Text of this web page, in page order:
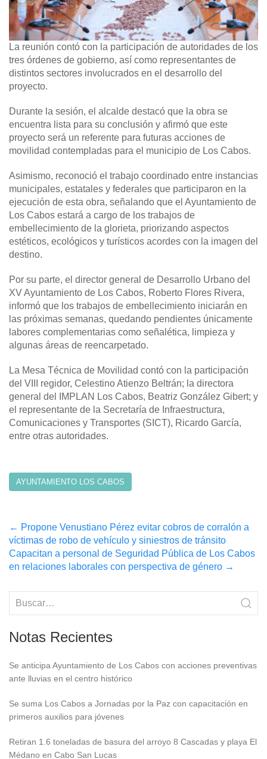
La reunión contó con la participación de autoridades de los
tres órdenes de gobierno, así como representantes de
distintos sectores involucrados en el desarrollo del
proyecto.
Durante la sesión, el alcalde destacó que la obra se
encuentra lista para su conclusión y afirmó que este
proyecto será un referente para futuras acciones de
movilidad contempladas para el municipio de Los Cabos.
Asimismo, reconoció el trabajo coordinado entre instancias
municipales, estatales y federales que participaron en la
ejecución de esta obra, señalando que el Ayuntamiento de
Los Cabos estará a cargo de los trabajos de
embellecimiento de la glorieta, priorizando aspectos
estéticos, ecológicos y turísticos acordes con la imagen del
destino.
Por su parte, el director general de Desarrollo Urbano del
XV Ayuntamiento de Los Cabos, Roberto Flores Rivera,
informó que los trabajos de embellecimiento iniciarán en
las próximas semanas, quedando pendientes únicamente
labores complementarias como señalética, limpieza y
algunas áreas de reencarpetado.
La Mesa Técnica de Movilidad contó con la participación
del VIII regidor, Celestino Atienzo Beltrán; la directora
general del IMPLAN Los Cabos, Beatriz González Gibert; y
el representante de la Secretaría de Infraestructura,
Comunicaciones y Transportes (SICT), Ricardo García,
entre otras autoridades.
AYUNTAMIENTO LOS CABOS
Post
navigation
← Propone Venustiano Pérez evitar cobros de corralón a
víctimas de robo de vehículo y siniestros de tránsito
Capacitan a personal de Seguridad Pública de Los Cabos
en relaciones laborales con perspectiva de género →
Notas Recientes
Se anticipa Ayuntamiento de Los Cabos con acciones preventivas
ante lluvias en el centro histórico
Se suma Los Cabos a Jornadas por la Paz con capacitación en
primeros auxilios para jóvenes
Retiran 1.6 toneladas de basura del arroyo 8 Cascadas y playa El
Médano en Cabo San Lucas